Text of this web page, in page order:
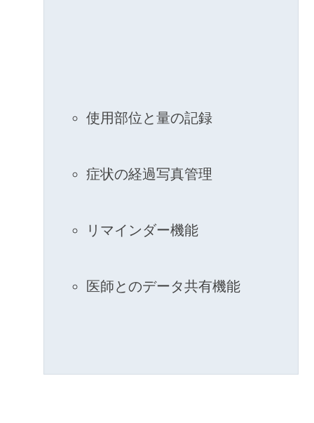
使用部位と量の記録
症状の経過写真管理
リマインダー機能
医師とのデータ共有機能